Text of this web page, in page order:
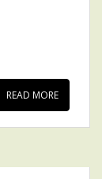
READ MORE